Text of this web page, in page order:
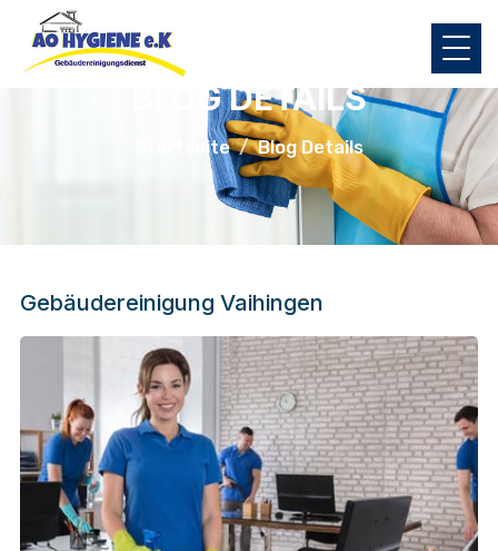
BLOG DETAILS
Startseite Blog Details
Gebäudereinigung Vaihingen